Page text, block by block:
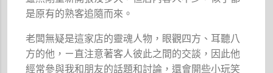
是原有的熟客追隨而來。
老闆無疑是這家店的靈魂人物，眼觀四方、耳聽八
方的他，ㄧ直注意著客人彼此之間的交談，因此他
經常參與我和朋友的話題和討論，還會開些小玩笑